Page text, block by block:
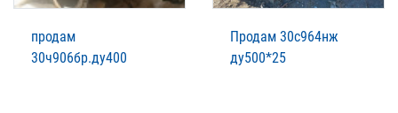
продам
30ч906бр.ду400
Продам 30с964нж
ду500*25